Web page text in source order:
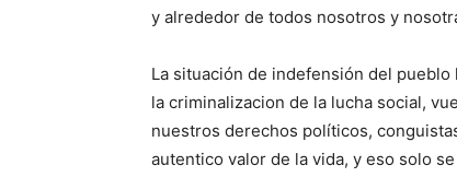
y alrededor de todos nosotros y
La situación de indefensión del
la criminalizacion de la lucha social,
nuestros derechos políticos,
autentico valor de la vida, y eso solo